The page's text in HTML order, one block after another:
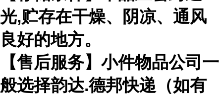
光,贮存在干燥、阴凉、通风
良好的地方。
【售后服务】小件物品公司一
般选择韵达.德邦快递（如有